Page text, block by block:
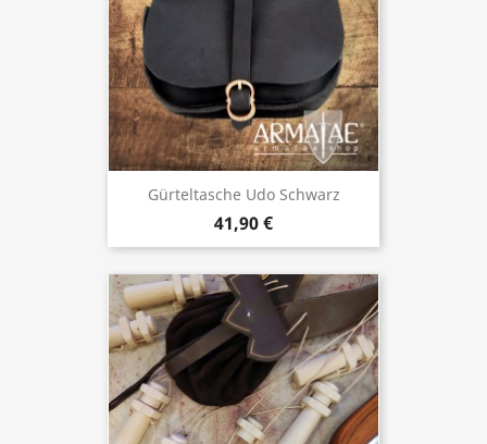
Gürteltasche Udo Schwarz
41,90 €